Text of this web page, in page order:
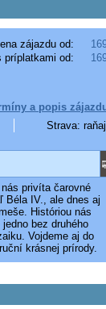
zájazdu od:
príplatkami od:
a popis
Strava:
privíta čarovné
Béla IV., ale dnes aj
Históriou nás
bez druhého
Vojdeme aj do
krásnej prírody.